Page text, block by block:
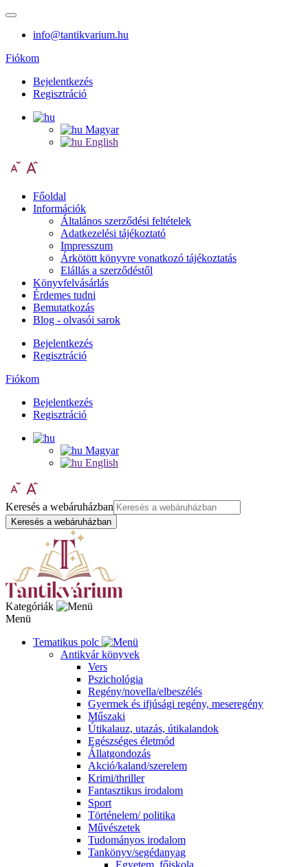
info@tantikvarium.hu
Fiókom
Bejelentkezés
Regisztráció
Magyar
English
Főoldal
Információk
Általános szerződési feltételek
Adatkezelési tájékoztató
Impresszum
Árkötött könyvre vonatkozó tájékoztatás
Elállás a szerződéstől
Könyvfelvásárlás
Érdemes tudni
Bemutatkozás
Blog - olvasói sarok
Bejelentkezés
Regisztráció
Fiókom
Bejelentkezés
Regisztráció
Magyar
English
Keresés a webáruházban
Keresés a webáruházban
Kategóriák
Menü
Tematikus polc
Antikvár könyvek
Vers
Pszichológia
Regény/novella/elbeszélés
Gyermek és ifjúsági regény, meseregény
Műszaki
Útikalauz, utazás, útikalandok
Egészséges életmód
Állatgondozás
Akció/kaland/szerelem
Krimi/thriller
Fantasztikus irodalom
Sport
Történelem/ politika
Művészetek
Tudományos irodalom
Tankönyv/segédanyag
Egyetem, főiskola